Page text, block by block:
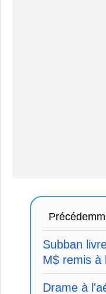
Subban
M$ remis à
Drame à